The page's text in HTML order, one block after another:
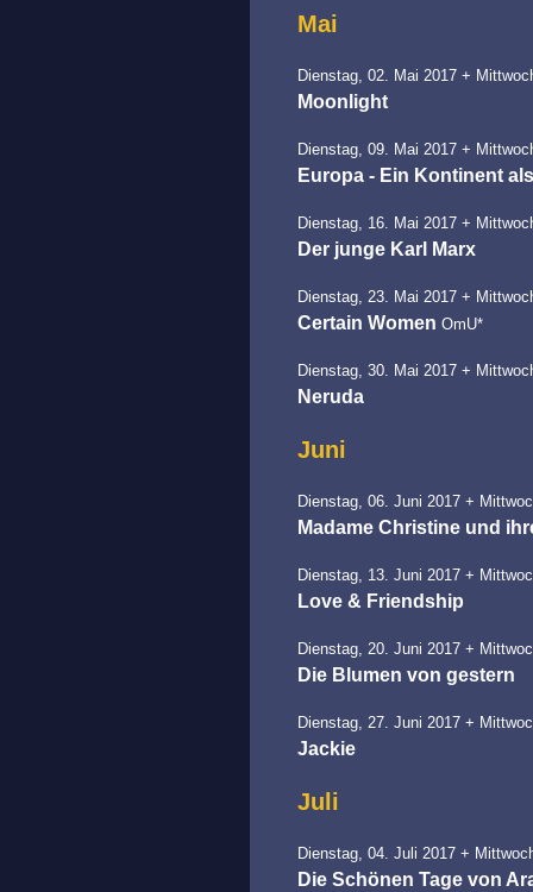
Mai
Dienstag, 02. Mai 2017 +
Moonlight
Dienstag, 09. Mai 2017 +
Europa - Ein Kontinent
Dienstag, 16. Mai 2017 +
Der junge Karl Marx
Dienstag, 23. Mai 2017 +
Certain Women OmU*
Dienstag, 30. Mai 2017 +
Neruda
Juni
Dienstag, 06. Juni 2017 +
Madame Christine und
Dienstag, 13. Juni 2017 +
Love & Friendship
Dienstag, 20. Juni 2017 +
Die Blumen von gestern
Dienstag, 27. Juni 2017 +
Jackie
Juli
Dienstag, 04. Juli 2017 +
Die Schönen Tage von